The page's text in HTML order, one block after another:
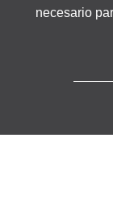
necesario